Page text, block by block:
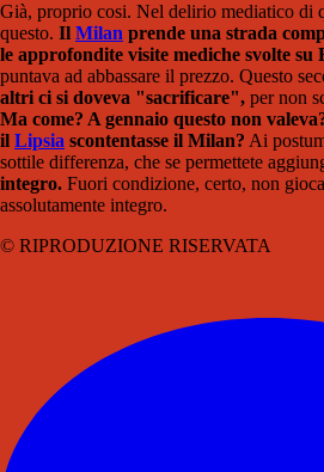
Già, proprio cosi. Nel delirio mediatico di
questo. Il Milan prende una strada
le approfondite visite mediche svolte su
puntava ad abbassare il prezzo. Questo
altri ci si doveva "sacrificare", per non
Ma come? A gennaio questo non
il Lipsia scontentasse il Milan? Ai
sottile differenza, che se permettete
integro. Fuori condizione, certo, non
assolutamente integro.
© RIPRODUZIONE RISERVATA